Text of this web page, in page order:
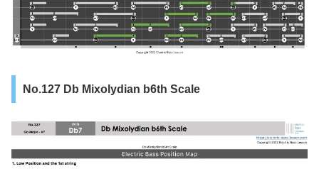
No.127 Db Mixolydian b6th Scale